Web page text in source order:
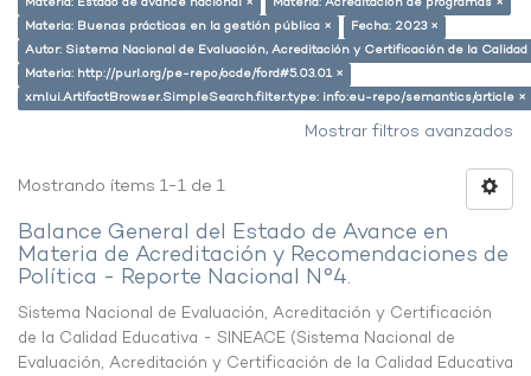
Materia: Buenas prácticas en la gestión pública ×
Fecha: 2023 ×
Autor: Sistema Nacional de Evaluación, Acreditación y Certificación de la
Materia: http://purl.org/pe-repo/ocde/ford#5.03.01 ×
xmlui.ArtifactBrowser.SimpleSearch.filter.type: info:eu-repo/semantics/article ×
Mostrar filtros avanzados
Mostrando ítems 1-1 de 1
Balance General del Estado de Avance en
Materia de Acreditación y Recomendaciones de
Política - Reporte Nacional N°4.
Sistema Nacional de Evaluación, Acreditación y Certificación
de la Calidad Educativa - SINEACE (Sistema Nacional de
Evaluación, Acreditación y Certificación de la Calidad Educativa